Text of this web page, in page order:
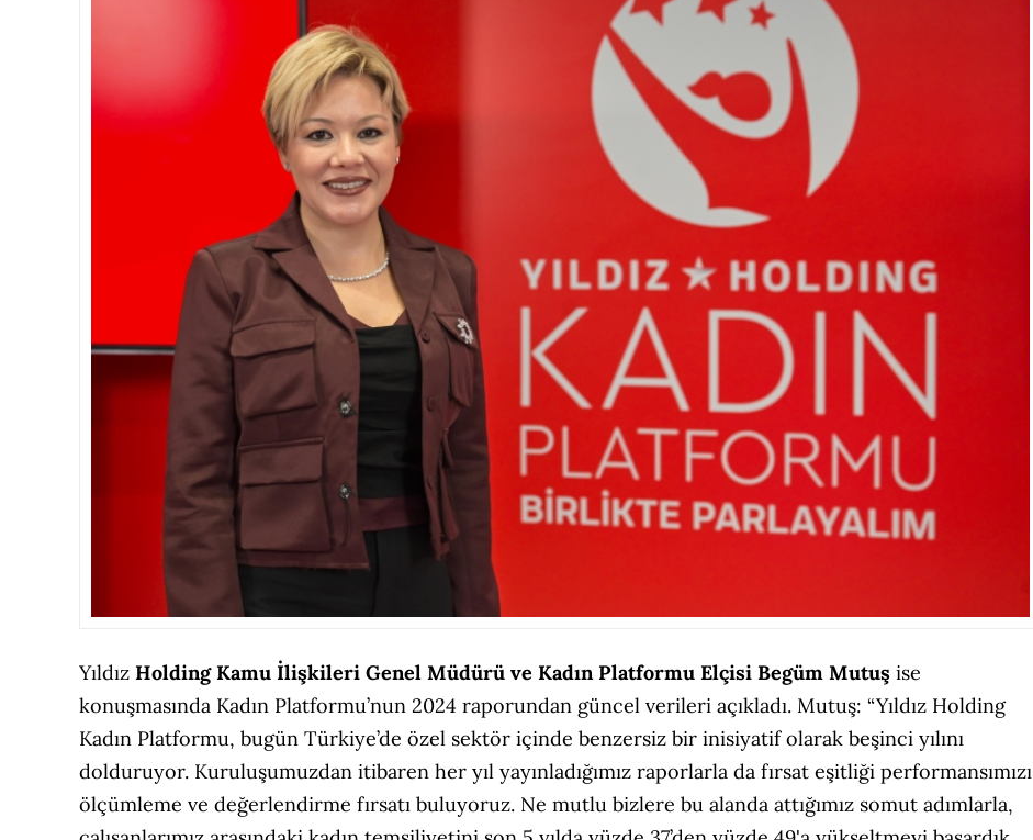
Yıldız Holding Kamu İlişkileri Genel Müdürü ve Kadın Platformu Elçisi Begüm Mutuş ise
konuşmasında Kadın Platformu’nun 2024 raporundan güncel verileri açıkladı. Mutuş: “Yıldız Holding
Kadın Platformu, bugün Türkiye’de özel sektör içinde benzersiz bir inisiyatif olarak beşinci yılını
dolduruyor. Kuruluşumuzdan itibaren her yıl yayınladığımız raporlarla da fırsat eşitliği performansımızı
ölçümleme ve değerlendirme fırsatı buluyoruz. Ne mutlu bizlere bu alanda attığımız somut adımlarla,